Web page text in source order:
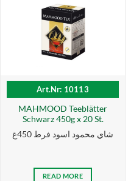
Art.Nr: 10113
MAHMOOD Teeblätter
Schwarz 450g x 20 St.
شاي محمود اسود فرط 450غ
READ MORE